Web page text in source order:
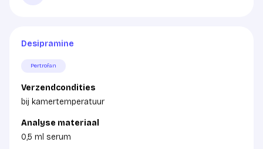
Desipramine
Pertrofan
Verzendcondities
bij kamertemperatuur
Analyse materiaal
0,5 ml serum